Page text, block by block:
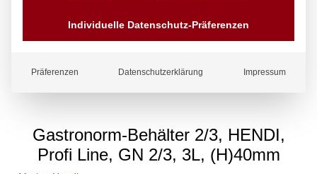
Gastronorm-Behälter 2/3, HENDI,
Profi Line, GN 2/3, 3L, (H)40mm
Individuelle Datenschutz-Präferenzen
Präferenzen Datenschutzerklärung Impressum